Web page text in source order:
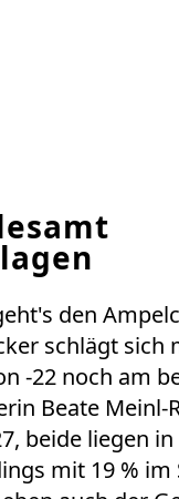
den
schlägt sich
-22 noch am
Beate Meinl-
beide liegen
mit 19 % im